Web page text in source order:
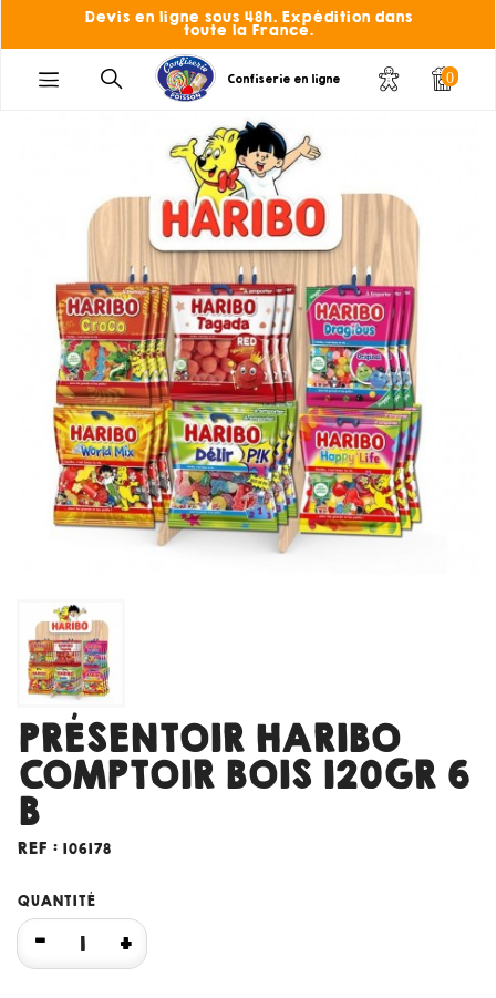
Devis en ligne sous 48h. Expédition dans
toute la France.
Confiserie en ligne 0
PRÉSENTOIR HARIBO
COMPTOIR BOIS 120GR 6
B
REF : 106178
QUANTITÉ